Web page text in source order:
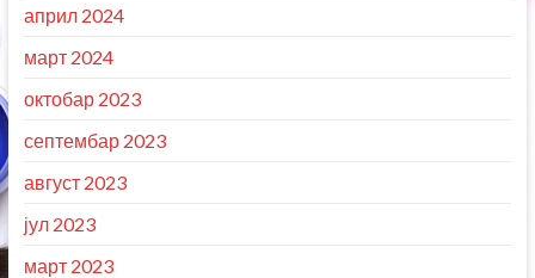
април 2024
март 2024
октобар 2023
септембар 2023
август 2023
јул 2023
март 2023